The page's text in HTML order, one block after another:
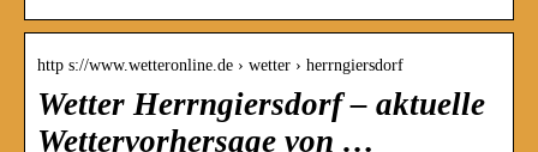
http s://www.wetteronline.de › wetter › herrngiersdorf
Wetter Herrngiersdorf – aktuelle
Wettervorhersage von …